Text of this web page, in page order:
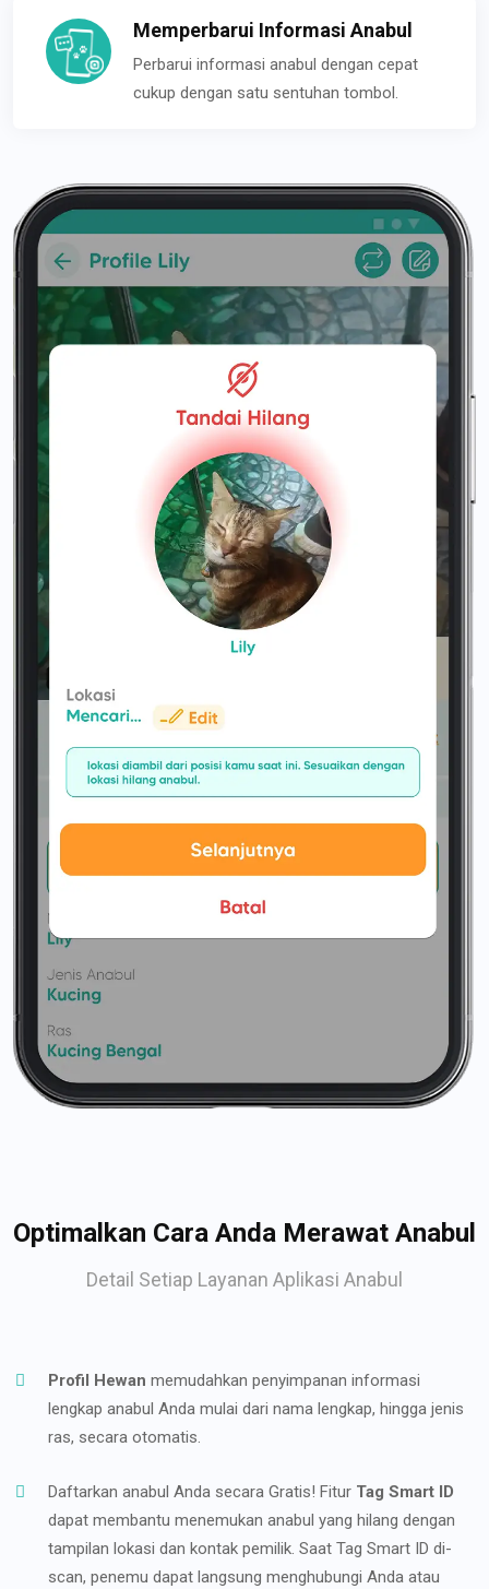
Memperbarui Informasi Anabul
Perbarui informasi anabul dengan cepat
cukup dengan satu sentuhan tombol.
Optimalkan Cara Anda Merawat Anabul
Detail Setiap Layanan Aplikasi Anabul
Profil Hewan memudahkan penyimpanan informasi
lengkap anabul Anda mulai dari nama lengkap, hingga jenis
ras, secara otomatis.
Daftarkan anabul Anda secara Gratis! Fitur Tag Smart ID
dapat membantu menemukan anabul yang hilang dengan
tampilan lokasi dan kontak pemilik. Saat Tag Smart ID di-
scan, penemu dapat langsung menghubungi Anda atau